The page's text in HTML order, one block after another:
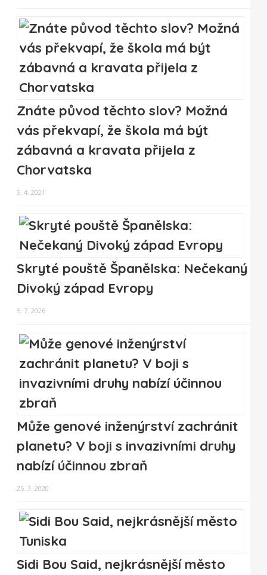
Znáte původ těchto slov? Možná
vás překvapí, že škola má být
zábavná a kravata přijela z
Chorvatska
5. 4. 2021
Skryté pouště Španělska: Nečekaný
Divoký západ Evropy
5. 7. 2026
Může genové inženýrství zachránit
planetu? V boji s invazivními druhy
nabízí účinnou zbraň
26. 3. 2020
Sidi Bou Said, nejkrásnější město